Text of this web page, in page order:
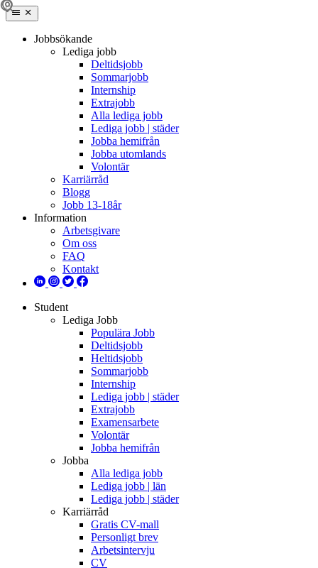
Jobbsökande
Lediga jobb
Deltidsjobb
Sommarjobb
Internship
Extrajobb
Alla lediga jobb
Lediga jobb | städer
Jobba hemifrån
Jobba utomlands
Volontär
Karriärråd
Blogg
Jobb 13-18år
Information
Arbetsgivare
Om oss
FAQ
Kontakt
Student
Lediga Jobb
Populära Jobb
Deltidsjobb
Heltidsjobb
Sommarjobb
Internship
Lediga jobb | städer
Extrajobb
Examensarbete
Volontär
Jobba hemifrån
Jobba
Alla lediga jobb
Lediga jobb | län
Lediga jobb | städer
Karriärråd
Gratis CV-mall
Personligt brev
Arbetsintervju
CV